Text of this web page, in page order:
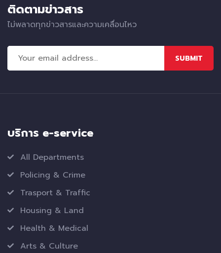
ติดตามข่าวสาร
ไม่พลาดทุกข่าวสารและความเคลื่อนไหว
SUBMIT
บริการ e-service
All Departments
Policing & Crime
Trasport & Traffic
Housing & Land
Health & Medical
Arts & Culture